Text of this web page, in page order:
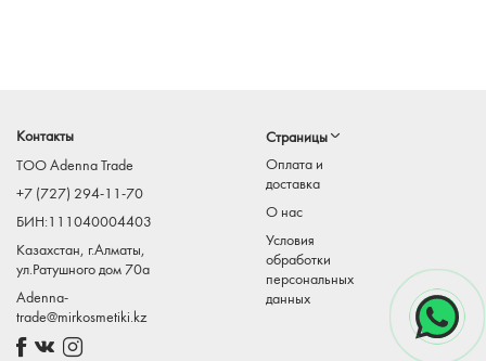
Контакты
TOO Adenna Trade
+7 (727) 294-11-70
БИН:111040004403
Казахстан, г.Алматы,
ул.Ратушного дом 70а
Adenna-
trade@mirkosmetiki.kz
Страницы
Оплата и
доставка
О нас
Условия
обработки
персональных
данных